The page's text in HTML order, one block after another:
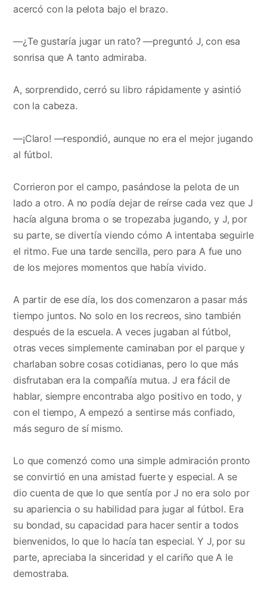
acercó con la pelota bajo el brazo.
—¿Te gustaría jugar un rato? —preguntó J, con esa
sonrisa que A tanto admiraba.
A, sorprendido, cerró su libro rápidamente y asintió
con la cabeza.
—¡Claro! —respondió, aunque no era el mejor jugando
al fútbol.
Corrieron por el campo, pasándose la pelota de un
lado a otro. A no podía dejar de reírse cada vez que J
hacía alguna broma o se tropezaba jugando, y J, por
su parte, se divertía viendo cómo A intentaba seguirle
el ritmo. Fue una tarde sencilla, pero para A fue uno
de los mejores momentos que había vivido.
A partir de ese día, los dos comenzaron a pasar más
tiempo juntos. No solo en los recreos, sino también
después de la escuela. A veces jugaban al fútbol,
otras veces simplemente caminaban por el parque y
charlaban sobre cosas cotidianas, pero lo que más
disfrutaban era la compañía mutua. J era fácil de
hablar, siempre encontraba algo positivo en todo, y
con el tiempo, A empezó a sentirse más confiado,
más seguro de sí mismo.
Lo que comenzó como una simple admiración pronto
se convirtió en una amistad fuerte y especial. A se
dio cuenta de que lo que sentía por J no era solo por
su apariencia o su habilidad para jugar al fútbol. Era
su bondad, su capacidad para hacer sentir a todos
bienvenidos, lo que lo hacía tan especial. Y J, por su
parte, apreciaba la sinceridad y el cariño que A le
demostraba.